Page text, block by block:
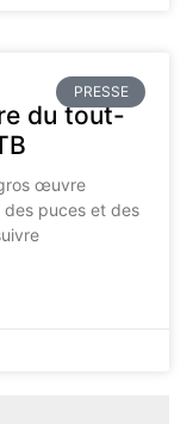
PRESSE
du tout-
œuvre
des puces et des